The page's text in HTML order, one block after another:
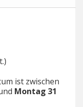
ist zwischen
Montag 31